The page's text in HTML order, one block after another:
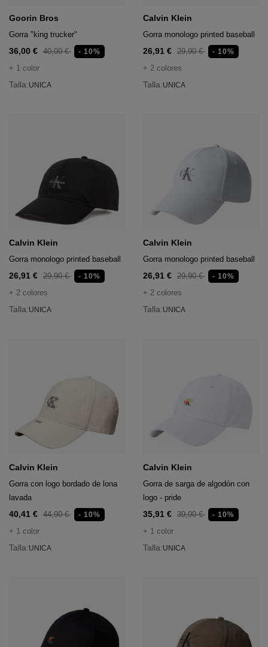
Goorin Bros
Gorra "king trucker"
36,00 € 40,00 € - 10%
+ 1 color
Talla:UNICA
Calvin Klein
Gorra monologo printed baseball
26,91 € 29,90 € - 10%
+ 2 colores
Talla:UNICA
Calvin Klein
Gorra monologo printed baseball
26,91 € 29,90 € - 10%
+ 2 colores
Talla:UNICA
Calvin Klein
Gorra monologo printed baseball
26,91 € 29,90 € - 10%
+ 2 colores
Talla:UNICA
Calvin Klein
Gorra con logo bordado de lona
lavada
40,41 € 44,90 € - 10%
+ 1 color
Talla:UNICA
Calvin Klein
Gorra de sarga de algodón con
logo - pride
35,91 € 39,90 € - 10%
+ 1 color
Talla:UNICA